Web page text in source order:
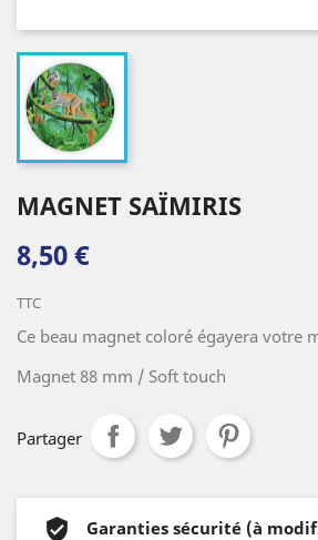
MAGNET SAÏMIRIS
8,50 €
TTC
Ce beau magnet coloré égayera votre
Magnet 88 mm / Soft touch
Partager
Garanties sécurité (à